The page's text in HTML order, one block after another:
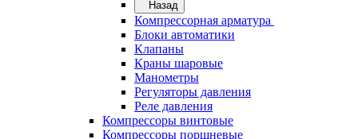
Назад
Компрессорная арматура
Блоки автоматики
Клапаны
Краны шаровые
Манометры
Регуляторы давления
Реле давления
Компрессоры винтовые
Компрессоры поршневые